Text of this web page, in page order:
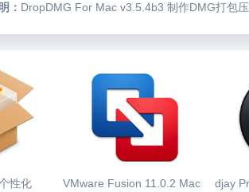
： DropDMG For Mac v3.5.4b3 制作DMG打包
性化 VMware Fusion 11.0.2 Mac djay